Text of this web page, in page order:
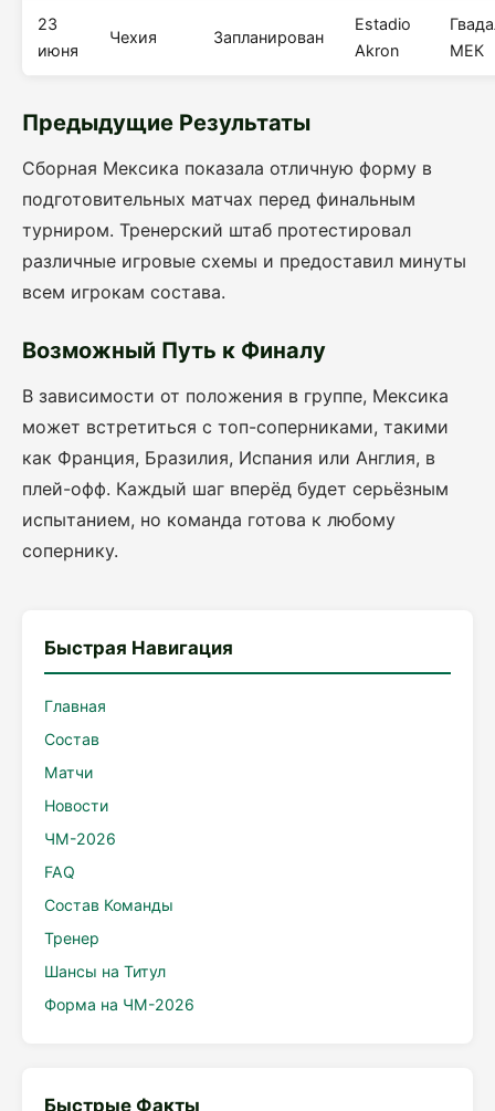
23
июня
Чехия Запланирован
Estadio
Akron
МЕК
Предыдущие Результаты
Сборная Мексика показала отличную форму в
подготовительных матчах перед финальным
турниром. Тренерский штаб протестировал
различные игровые схемы и предоставил минуты
всем игрокам состава.
Возможный Путь к Финалу
В зависимости от положения в группе, Мексика
может встретиться с топ-соперниками, такими
как Франция, Бразилия, Испания или Англия, в
плей-офф. Каждый шаг вперёд будет серьёзным
испытанием, но команда готова к любому
сопернику.
Быстрая Навигация
Главная
Состав
Матчи
Новости
ЧМ-2026
FAQ
Состав Команды
Тренер
Шансы на Титул
Форма на ЧМ-2026
Быстрые Факты